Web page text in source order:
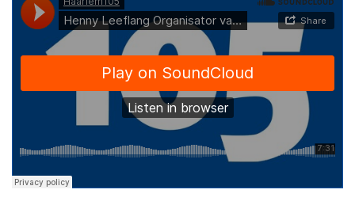
Haarlem105 ·Henny Leeflang Organisator van het Spaarnestadconcert